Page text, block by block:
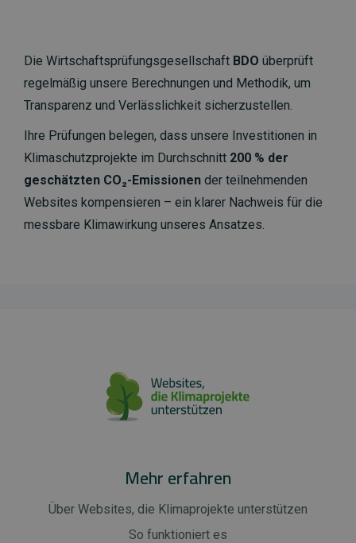
Die Wirtschaftsprüfungsgesellschaft BDO überprüft
regelmäßig unsere Berechnungen und Methodik, um
Transparenz und Verlässlichkeit sicherzustellen.
Ihre Prüfungen belegen, dass unsere Investitionen in
Klimaschutzprojekte im Durchschnitt 200 % der
geschätzten CO₂-Emissionen der teilnehmenden
Websites kompensieren – ein klarer Nachweis für die
messbare Klimawirkung unseres Ansatzes.
Mehr erfahren
Über Websites, die Klimaprojekte unterstützen
So funktioniert es